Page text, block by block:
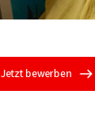
Jetzt bewerben